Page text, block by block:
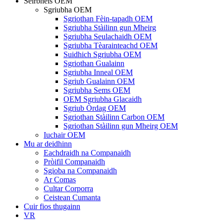
Sgriubha OEM
Sgriothan Fèin-tapadh OEM
Sgriubha Stàilinn gun Mheirg
Sgriubha Seulachaidh OEM
Sgriubha Tèarainteachd OEM
Suidhich Sgriubha OEM
Sgriothan Gualainn
Sgriubha Inneal OEM
Sgriub Gualainn OEM
Sgriubha Sems OEM
OEM Sgriubha Glacaidh
Sgriub Òrdag OEM
Sgriothan Stàilinn Carbon OEM
Sgriothan Stàilinn gun Mheirg OEM
Iuchair OEM
Mu ar deidhinn
Eachdraidh na Companaidh
Pròifil Companaidh
Sgioba na Companaidh
Ar Comas
Cultar Corporra
Ceistean Cumanta
Cuir fios thugainn
VR